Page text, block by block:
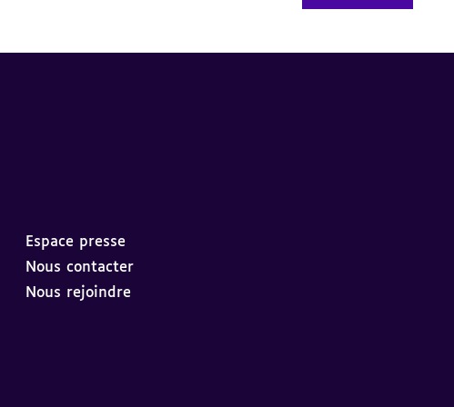
Espace presse
Nous contacter
Nous rejoindre